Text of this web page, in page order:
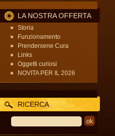
LA NOSTRA OFFERTA
Storia
Funzionamento
Prendersene Cura
Links
Oggetti curiosi
NOVITA PER IL 2026
RICERCA